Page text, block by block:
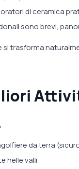
di ceramica
sono brevi,
si trasforma
da terra
nelle valli